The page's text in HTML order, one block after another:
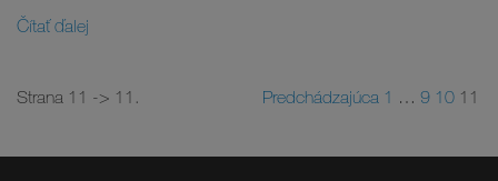
Čítať ďalej
Strana 11 -> 11. Predchádzajúca 1 … 9 10 11